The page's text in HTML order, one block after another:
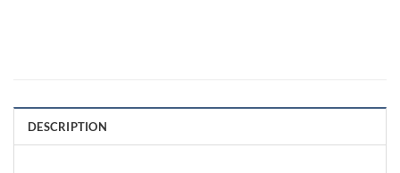
DESCRIPTION